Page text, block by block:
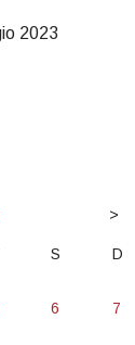
2023
>
S D
6 7